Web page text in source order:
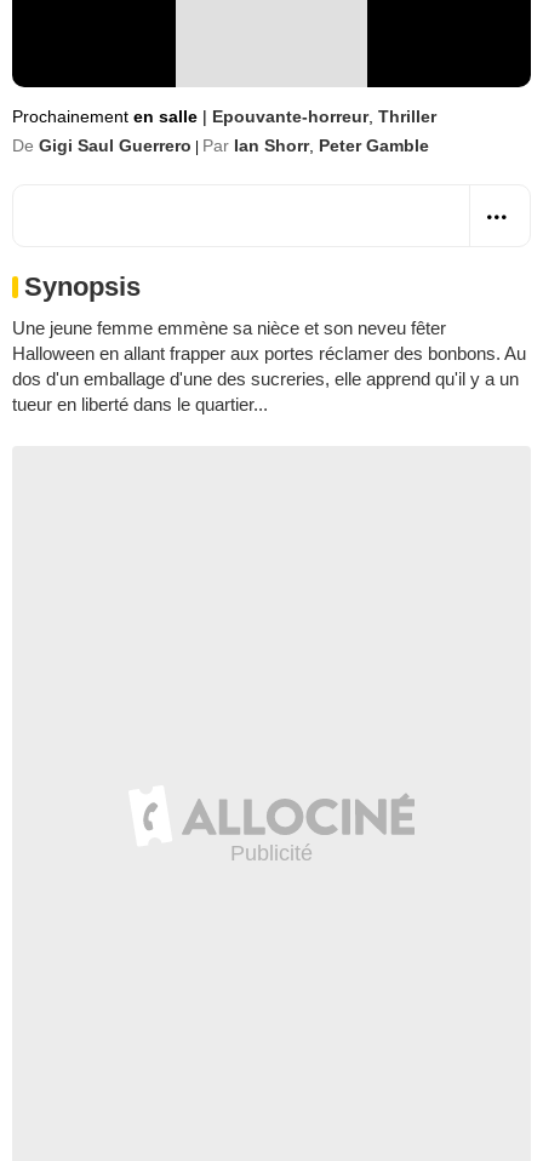
Prochainement en salle | Epouvante-horreur, Thriller
De Gigi Saul Guerrero Par Ian Shorr, Peter Gamble
Synopsis
Une jeune femme emmène sa nièce et son neveu fêter
Halloween en allant frapper aux portes réclamer des bonbons. Au
dos d'un emballage d'une des sucreries, elle apprend qu'il y a un
tueur en liberté dans le quartier...